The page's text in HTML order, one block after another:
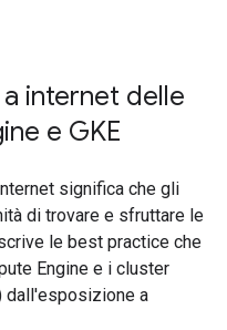
internet delle
e GKE
significa che gli
di trovare e sfruttare le
le best practice che
Engine e i cluster
dall'esposizione a